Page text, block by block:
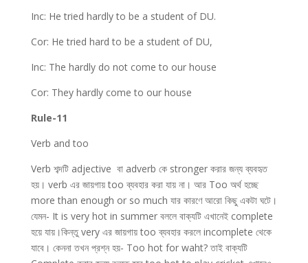
Inc: He tried hardly to be a student of DU.
Cor: He tried hard to be a student of DU,
Inc: The hardly do not come to our house
Cor: They hardly come to our house
Rule-11
Verb and too
Verb শব্দটি adjective বা adverb কে stronger করার জন্য ব্যবহৃত
হয়। verb এর জায়গায় too ব্যবহার করা যায় না। আর Too অর্থ হচ্ছে
more than enough or so much যার কারণে আরো কিছু একটা ঘটে।
যেমন- It is very hot in summer বললে বাক্যটি এখানেই complete
হয়ে যায়।কিন্তু very এর জায়গায় too ব্যবহার করলে incomplete থেকে
যাবে। কেননা তখন প্রশ্ন হয়- Too hot for waht? তাই বাক্যটি